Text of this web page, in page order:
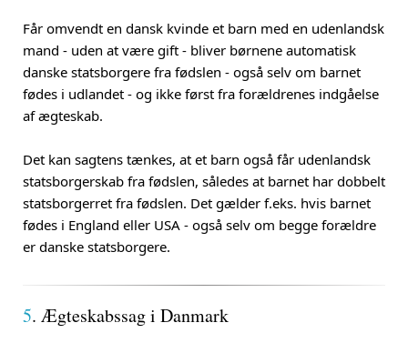
Får omvendt en dansk kvinde et barn med en udenlandsk
mand - uden at være gift - bliver børnene automatisk
danske statsborgere fra fødslen - også selv om barnet
fødes i udlandet - og ikke først fra forældrenes indgåelse
af ægteskab.
Det kan sagtens tænkes, at et barn også får udenlandsk
statsborgerskab fra fødslen, således at barnet har dobbelt
statsborgerret fra fødslen. Det gælder f.eks. hvis barnet
fødes i England eller USA - også selv om begge forældre
er danske statsborgere.
5. Ægteskabssag i Danmark